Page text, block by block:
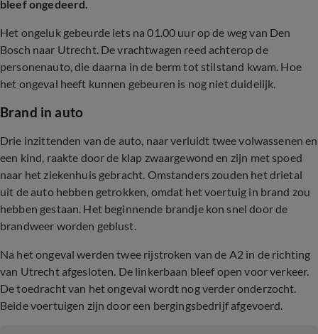
bleef ongedeerd.
Het ongeluk gebeurde iets na 01.00 uur op de weg van Den
Bosch naar Utrecht. De vrachtwagen reed achterop de
personenauto, die daarna in de berm tot stilstand kwam. Hoe
het ongeval heeft kunnen gebeuren is nog niet duidelijk.
Brand in auto
Drie inzittenden van de auto, naar verluidt twee volwassenen en
een kind, raakte door de klap zwaargewond en zijn met spoed
naar het ziekenhuis gebracht. Omstanders zouden het drietal
uit de auto hebben getrokken, omdat het voertuig in brand zou
hebben gestaan. Het beginnende brandje kon snel door de
brandweer worden geblust.
Na het ongeval werden twee rijstroken van de A2 in de richting
van Utrecht afgesloten. De linkerbaan bleef open voor verkeer.
De toedracht van het ongeval wordt nog verder onderzocht.
Beide voertuigen zijn door een bergingsbedrijf afgevoerd.